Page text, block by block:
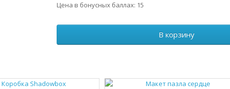
Цена в бонусных баллах: 15
В корзину